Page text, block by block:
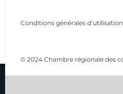
Conditions générales d’utilisation
© 2024 Chambre régionale des